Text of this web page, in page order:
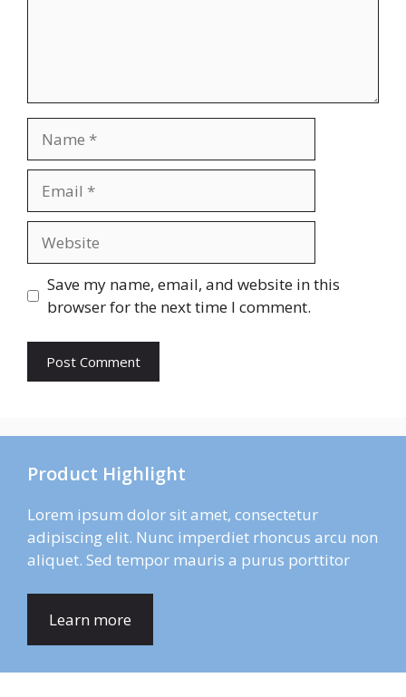
Save my name, email, and website in this
browser for the next time I comment.
Product Highlight
Lorem ipsum dolor sit amet, consectetur
adipiscing elit. Nunc imperdiet rhoncus arcu non
aliquet. Sed tempor mauris a purus porttitor
Learn more